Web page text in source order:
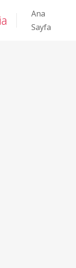
Ana
Sayfa